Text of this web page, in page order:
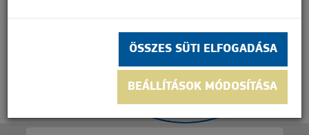
ÖSSZES SÜTI ELFOGADÁSA
BEÁLLÍTÁSOK MÓDOSÍTÁSA